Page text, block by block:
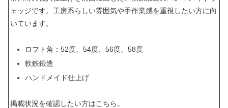
ェッジです。工房系らしい雰囲気や手作業感を重視したい方に向
いています。
ロフト角：52度、54度、56度、58度
軟鉄鍛造
ハンドメイド仕上げ
掲載状況を確認したい方はこちら。